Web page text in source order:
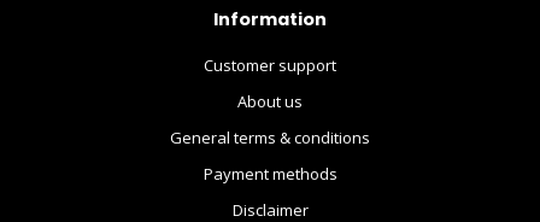
Information
Customer support
About us
General terms & conditions
Payment methods
Disclaimer